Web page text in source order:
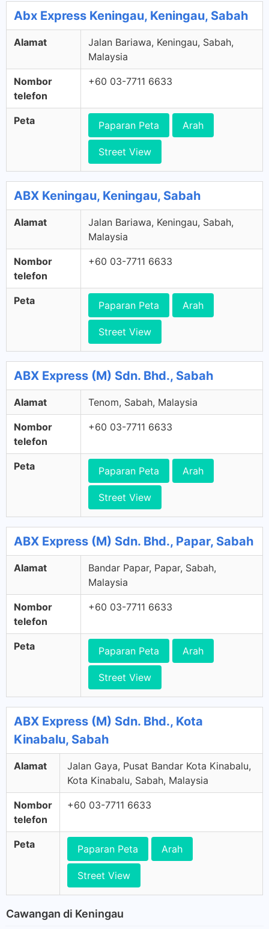
Abx Express Keningau, Keningau, Sabah
Alamat
Jalan Bariawa, Keningau, Sabah,
Malaysia
Nombor
telefon
+60 03-7711 6633
Peta Paparan Peta Arah
Street View
ABX Keningau, Keningau, Sabah
Alamat
Jalan Bariawa, Keningau, Sabah,
Malaysia
Nombor
telefon
+60 03-7711 6633
Peta Paparan Peta Arah
Street View
ABX Express (M) Sdn. Bhd., Sabah
Alamat Tenom, Sabah, Malaysia
Nombor
telefon
+60 03-7711 6633
Peta Paparan Peta Arah
Street View
ABX Express (M) Sdn. Bhd., Papar, Sabah
Alamat
Bandar Papar, Papar, Sabah,
Malaysia
Nombor
telefon
+60 03-7711 6633
Peta Paparan Peta Arah
Street View
ABX Express (M) Sdn. Bhd., Kota
Kinabalu, Sabah
Alamat
Jalan Gaya, Pusat Bandar Kota Kinabalu,
Kota Kinabalu, Sabah, Malaysia
Nombor
telefon
+60 03-7711 6633
Peta Paparan Peta Arah
Street View
Cawangan di Keningau